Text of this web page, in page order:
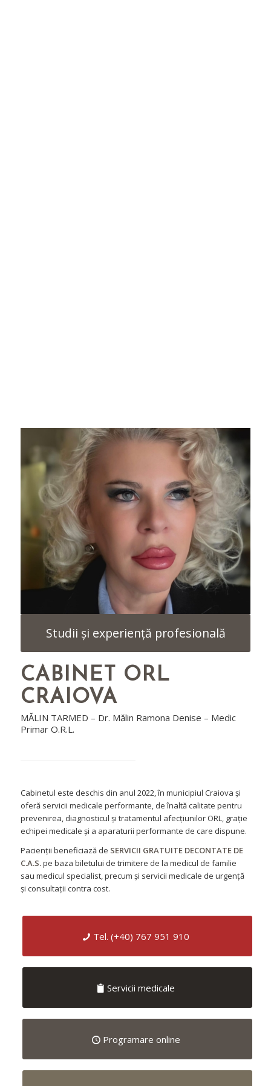
Studii și experiență profesională
CABINET ORL
CRAIOVA
MĂLIN TARMED – Dr. Mălin Ramona Denise – Medic
Primar O.R.L.
Cabinetul este deschis din anul 2022, în municipiul Craiova și
oferă servicii medicale performante, de înaltă calitate pentru
prevenirea, diagnosticul și tratamentul afecțiunilor ORL, grație
echipei medicale și a aparaturii performante de care dispune.
Pacienții beneficiază de SERVICII GRATUITE DECONTATE DE
C.A.S.pe baza biletului de trimitere de la medicul de familie
sau medicul specialist, precum și servicii medicale de urgență
și consultații contra cost.
Tel. (+40) 767 951 910
Servicii medicale
Programare online